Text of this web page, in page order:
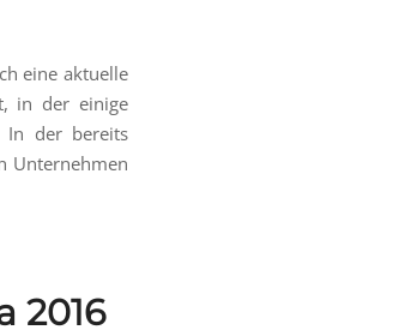
eine aktuelle
in der einige
In der bereits
Unternehmen
2016